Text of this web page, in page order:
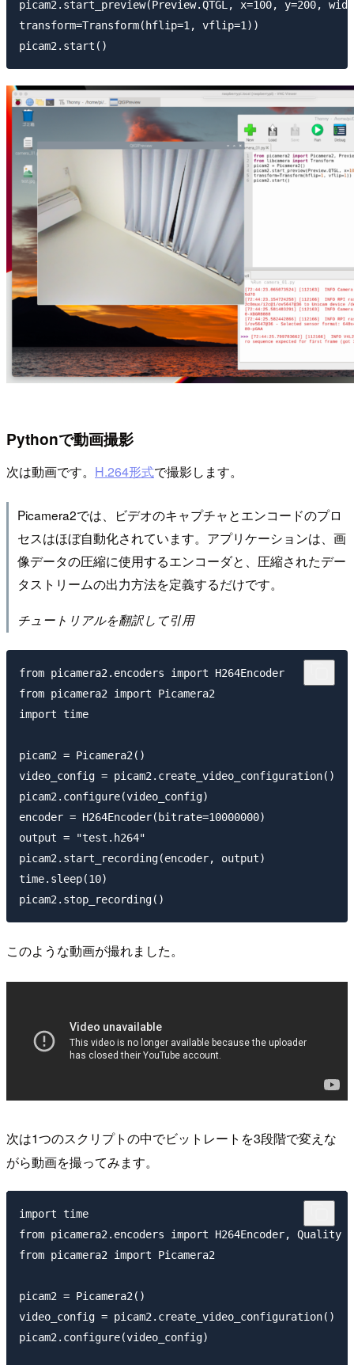
picam2.start_preview(Preview.QTGL, x=100, y=200,
transform=Transform(hflip=1, vflip=1))
Pythonで動画撮影
次は動画です。 H.264形式で撮影します。
Picamera2では、ビデオのキャプチャとエンコードのプロ
セスはほぼ自動化されています。アプリケーションは、画
像データの圧縮に使用するエンコーダと、圧縮されたデー
タストリームの出力方法を定義するだけです。
チュートリアルを翻訳して引用
from picamera2.encoders import H264Encoder
from picamera2 import Picamera2
import time
picam2 = Picamera2()
video_config = picam2.create_video_configuration()
picam2.configure(video_config)
encoder = H264Encoder(bitrate=10000000)
output = "test.h264"
picam2.start_recording(encoder, output)
time.sleep(10)
このような動画が撮れました。
次は1つのスクリプトの中でビットレートを3段階で変えな
がら動画を撮ってみます。
import time
from picamera2.encoders import H264Encoder, Quality
from picamera2 import Picamera2
picam2 = Picamera2()
video_config = picam2.create_video_configuration()
picam2.configure(video_config)